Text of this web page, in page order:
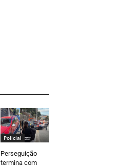
Policial
Perseguição
termina com